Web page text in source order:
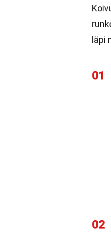
läpi
01
02